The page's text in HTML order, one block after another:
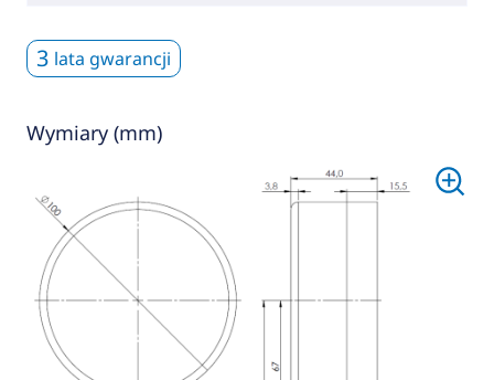
3 lata gwarancji
Wymiary (mm)